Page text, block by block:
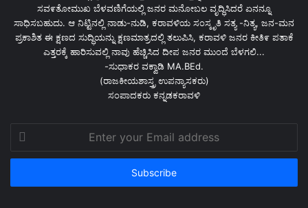
ಸವ೯ತೋಮುಖ ಬೆಳವಣಿಗೆಯಲ್ಲಿ ಜನರ ಮನೋಬಲ ವೃದ್ಧಿಸಿದರೆ ಏನನ್ನೂ
ಸಾಧಿಸಬಹುದು. ಆ ನಿಟ್ಟಿನಲ್ಲಿ ನಾಡು-ನುಡಿ, ಕರಾವಳಿಯ ಸಂಸ್ಕೃತಿ ಸತ್ಯ -ನಿತ್ಯ, ಜನ-ಮನ
ಪ್ರಕಾಶಿತ ಈ ಕ್ಷಣದ ಸುದ್ಧಿಯನ್ನು ಕ್ಷಣಮಾತ್ರದಲ್ಲಿ ತಲುಪಿಸಿ, ಕರಾವಳಿ ಜನರ ಕೀತಿ೯ ಪತಾಕೆ
ಎತ್ತರಕ್ಕೆ ಹಾರಿಸುವಲ್ಲಿ ನಾವು ಹೆಚ್ಚಿಸಿದ ದೀಪ ಜನರ ಮುಂದೆ ಬೆಳಗಲಿ...
-ಸುಧಾಕರ ವಕ್ವಾಡಿ MA.BEd.
(ರಾಜಕೀಯಶಾಸ್ತ್ರ ಉಪನ್ಯಾಸಕರು)
ಸಂಪಾದಕರು ಕನ್ನಡಕರಾವಳಿ
your
Email